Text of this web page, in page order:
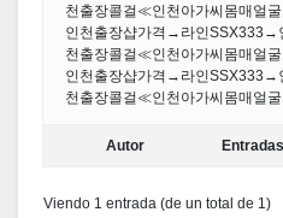
천출장콜걸≪인천아가씨몸매얼
인천출장샵가격→라인SSX333→
천출장콜걸≪인천아가씨몸매얼
인천출장샵가격→라인SSX333→
천출장콜걸≪인천아가씨몸매얼
Autor Entradas
Viendo 1 entrada (de un total de 1)